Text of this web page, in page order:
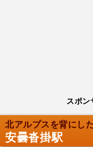
スポン
北アルプスを背にし
安曇沓掛駅